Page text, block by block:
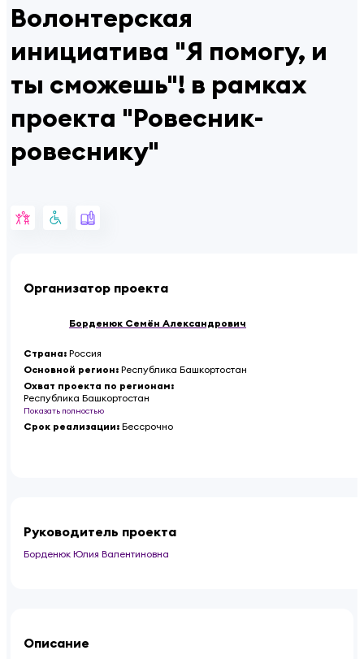
Волонтерская
инициатива "Я помогу, и
ты сможешь"! в рамках
проекта "Ровесник-
ровеснику"
Организатор проекта
Борденюк Семён Александрович
Страна: Россия
Основной регион: Республика Башкортостан
Охват проекта по регионам:
Республика Башкортостан
Показать полностью
Срок реализации: Бессрочно
Руководитель проекта
Борденюк Юлия Валентиновна
Описание